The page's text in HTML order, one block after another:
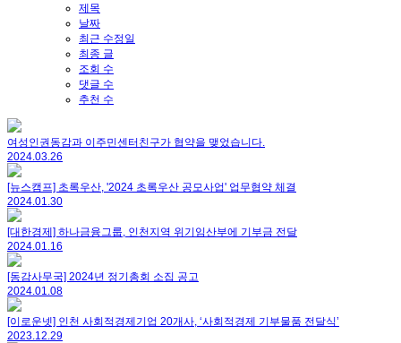
제목
날짜
최근 수정일
최종 글
조회 수
댓글 수
추천 수
여성인권동감과 이주민센터친구가 협약을 맺었습니다.
2024.03.26
[뉴스캠프] 초록우산, '2024 초록우산 공모사업' 업무협약 체결
2024.01.30
[대한경제] 하나금융그룹, 인천지역 위기임산부에 기부금 전달
2024.01.16
[동감사무국] 2024년 정기총회 소집 공고
2024.01.08
[이로운넷] 인천 사회적경제기업 20개사, ‘사회적경제 기부물품 전달식’
2023.12.29